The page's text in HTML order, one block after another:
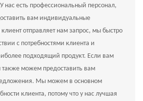
нас есть профессиональный персонал,
вам индивидуальные
отправляет нам запрос, мы быстро
с потребностями клиента и
подходящий продукт. Если вам
также можем предоставить вам
Мы можем в основном
клиента, потому что у нас лучшая